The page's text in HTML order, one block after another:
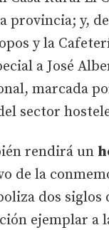
provincia; y,
y la
a José
marcada
sector
rendirá un
de la
dos
ejemplar a